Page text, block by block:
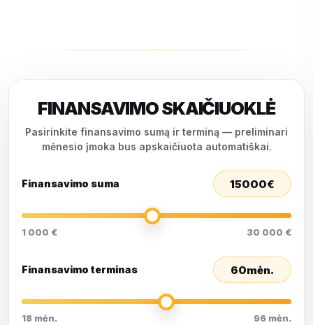
FINANSAVIMO SKAIČIUOKLĖ
Pasirinkite finansavimo sumą ir terminą — preliminari
mėnesio įmoka bus apskaičiuota automatiškai.
Finansavimo suma 15000€
1 000 € 30 000 €
Finansavimo terminas 60mėn.
18 mėn. 96 mėn.